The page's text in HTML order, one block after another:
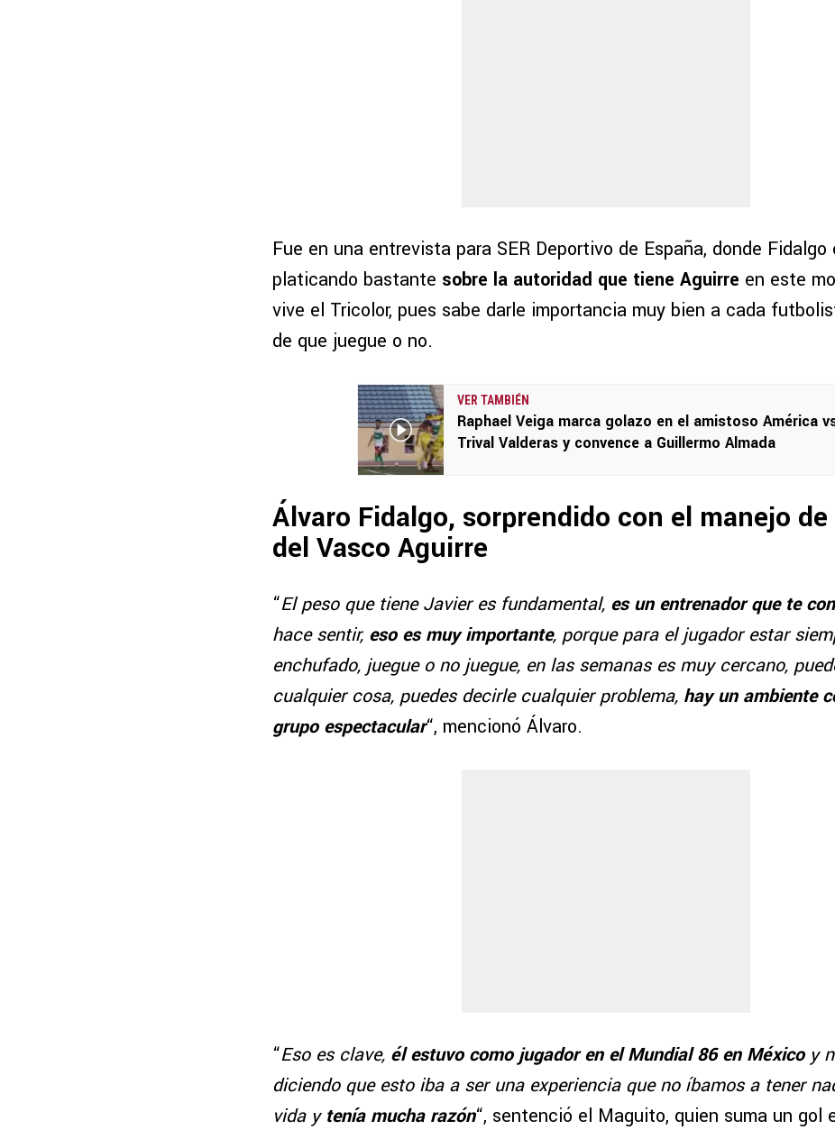
Fue en una entrevista para SER Deportivo de España, donde Fidalgo
platicando bastante sobre la autoridad que tiene Aguirre en este
vive el Tricolor, pues sabe darle importancia muy bien a cada
de que juegue o no.
VER TAMBIÉN
Raphael Veiga marca golazo en el amistoso América
Trival Valderas y convence a Guillermo Almada
Álvaro Fidalgo, sorprendido con el manejo
del Vasco Aguirre
“El peso que tiene Javier es fundamental, es un entrenador que te
hace sentir, eso es muy importante, porque para el jugador estar
enchufado, juegue o no juegue, en las semanas es muy cercano,
cualquier cosa, puedes decirle cualquier problema, hay un ambiente
grupo espectacular“, mencionó Álvaro.
“Eso es clave, él estuvo como jugador en el Mundial 86 en Méxicoy
diciendo que esto iba a ser una experiencia que no íbamos a tener
vida y tenía mucha razón“, sentenció el Maguito, quien suma un gol